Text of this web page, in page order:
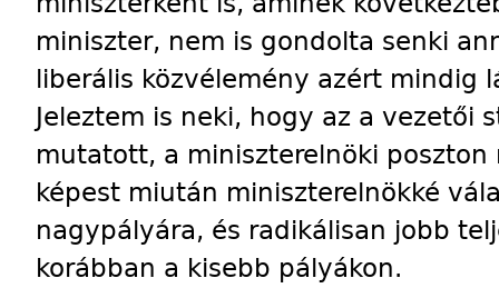
miniszter, nem is gondolta senki
liberális közvélemény azért mindig
Jeleztem is neki, hogy az a vezetői
mutatott, a miniszterelnöki poszton
képest miután miniszterelnökké
nagypályára, és radikálisan jobb
korábban a kisebb pályákon.